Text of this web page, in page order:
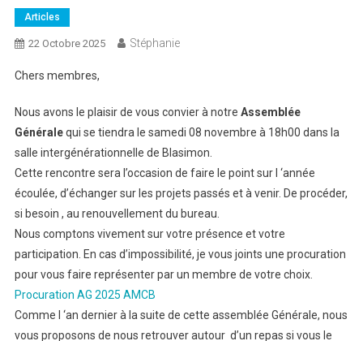
Articles
22 Octobre 2025 Stéphanie
Chers membres,
Nous avons le plaisir de vous convier à notre Assemblée
Généralequi se tiendra le samedi 08 novembre à 18h00 dans la
salle intergénérationnelle de Blasimon.
Cette rencontre sera l’occasion de faire le point sur l ‘année
écoulée, d’échanger sur les projets passés et à venir. De procéder,
si besoin , au renouvellement du bureau.
Nous comptons vivement sur votre présence et votre
participation. En cas d’impossibilité, je vous joints une procuration
pour vous faire représenter par un membre de votre choix.
Procuration AG 2025 AMCB
Comme l ‘an dernier à la suite de cette assemblée Générale, nous
vous proposons de nous retrouver autour d’un repas si vous le